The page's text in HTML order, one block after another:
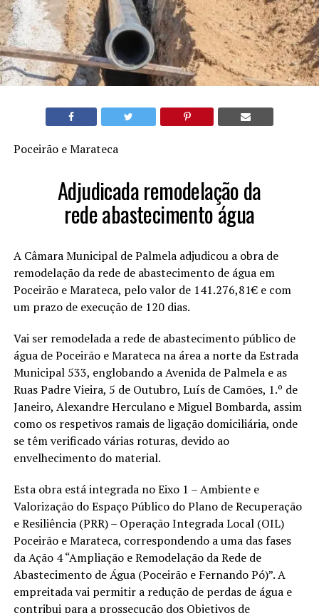
Poceirão e Marateca
Adjudicada remodelação da
rede abastecimento água
A Câmara Municipal de Palmela adjudicou a obra de
remodelação da rede de abastecimento de água em
Poceirão e Marateca, pelo valor de 141.276,81€ e com
um prazo de execução de 120 dias.
Vai ser remodelada a rede de abastecimento público de
água de Poceirão e Marateca na área a norte da Estrada
Municipal 533, englobando a Avenida de Palmela e as
Ruas Padre Vieira, 5 de Outubro, Luís de Camões, 1.º de
Janeiro, Alexandre Herculano e Miguel Bombarda, assim
como os respetivos ramais de ligação domiciliária, onde
se têm verificado várias roturas, devido ao
envelhecimento do material.
Esta obra está integrada no Eixo 1 – Ambiente e
Valorização do Espaço Público do Plano de Recuperação
e Resiliência (PRR) – Operação Integrada Local (OIL)
Poceirão e Marateca, correspondendo a uma das fases
da Ação 4 “Ampliação e Remodelação da Rede de
Abastecimento de Água (Poceirão e Fernando Pó)”. A
empreitada vai permitir a redução de perdas de água e
contribui para a prossecução dos Objetivos de